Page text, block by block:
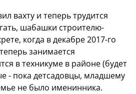
вахту и теперь трудится
шабашки строителю-
когда в декабре 2017-го
занимается
в техникуме в районе (будет
- пока детсадовцы, младшему
не было именинника.